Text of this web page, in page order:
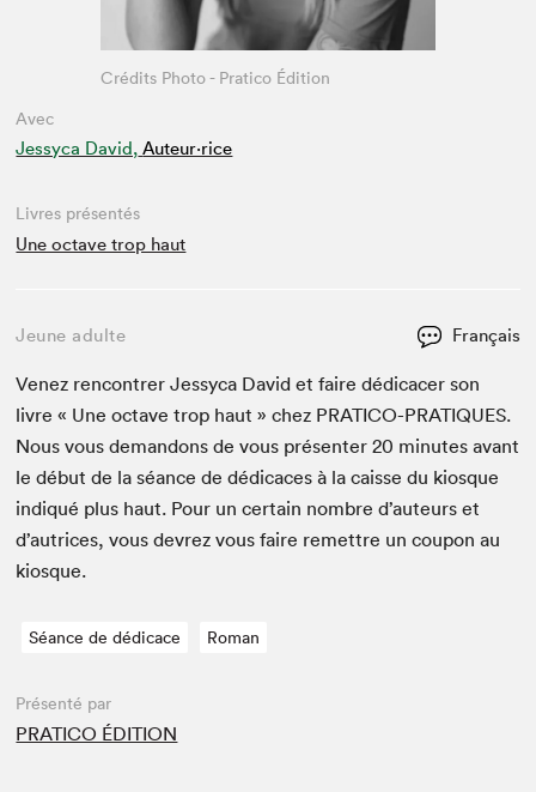
Avec
Jessyca David, Auteur·rice
Crédits Photo - Pratico Édition
Livres présentés
Une octave trop haut
Jeune adulte Français
Venez ren­con­tr­er Jessy­ca David et faire dédi­cac­er son
livre « Une octave trop haut » chez PRATI­CO-PRA­TIQUES.
Nous vous deman­dons de vous présen­ter20 min­utes avant
le début de la séance de dédi­caces à la caisse du kiosque
indiqué plus haut. Pour un cer­tain nom­bre d’auteurs et
d’autrices, vous devrez vous faire remet­tre un coupon au
kiosque.
Séance de dédicace Roman
Présenté par
PRATICO ÉDITION